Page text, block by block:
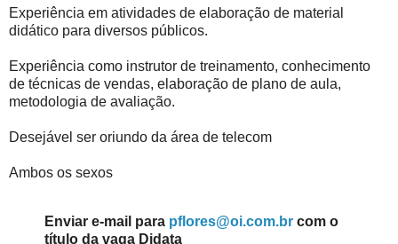
Experiência em atividades de elaboração de material
didático para diversos públicos.
Experiência como instrutor de treinamento, conhecimento
de técnicas de vendas, elaboração de plano de aula,
metodologia de avaliação.
Desejável ser oriundo da área de telecom
Ambos os sexos
Enviar e-mail para pflores@oi.com.br com o
título da vaga Didata